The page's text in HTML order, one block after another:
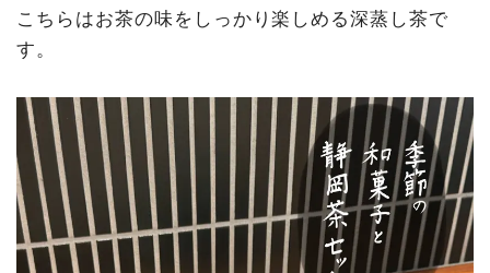
こちらはお茶の味をしっかり楽しめる深蒸し茶で
す。